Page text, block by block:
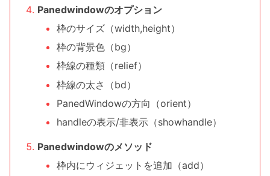
Panedwindowのオプション
枠のサイズ（width,height）
枠の背景色（bg）
枠線の種類（relief）
枠線の太さ（bd）
PanedWindowの方向（orient）
handleの表示/非表示（showhandle）
Panedwindowのメソッド
枠内にウィジェットを追加（add）